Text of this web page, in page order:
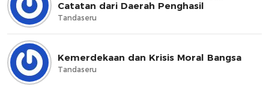
Catatan dari Daerah Penghasil
Tandaseru
Kemerdekaan dan Krisis Moral Bangsa
Tandaseru